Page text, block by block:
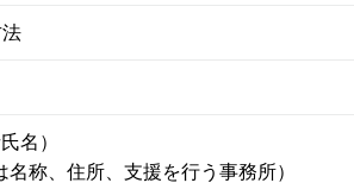
名）
称、住所、支援を行う事務所）